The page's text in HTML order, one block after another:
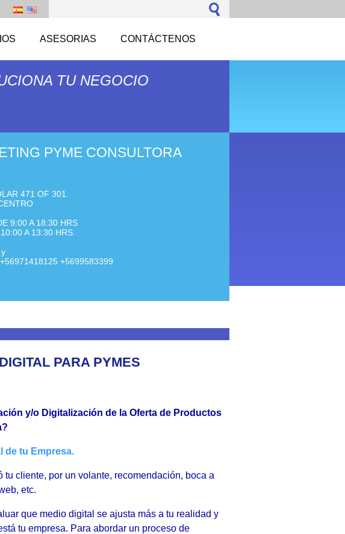
ASESORIAS CONTÁCTENOS
TU NEGOCIO
PYME CONSULTORA
471 OF 301.
9:00 A 18:30 HRS
A 13:30 HRS.
+5699583399
PARA PYMES
y/o Digitalización de la Oferta de Productos
de tu Empresa.
tu cliente, por un volante, recomendación, boca a
etc.
que medio digital se ajusta más a tu realidad y
tu empresa. Para abordar un proceso de